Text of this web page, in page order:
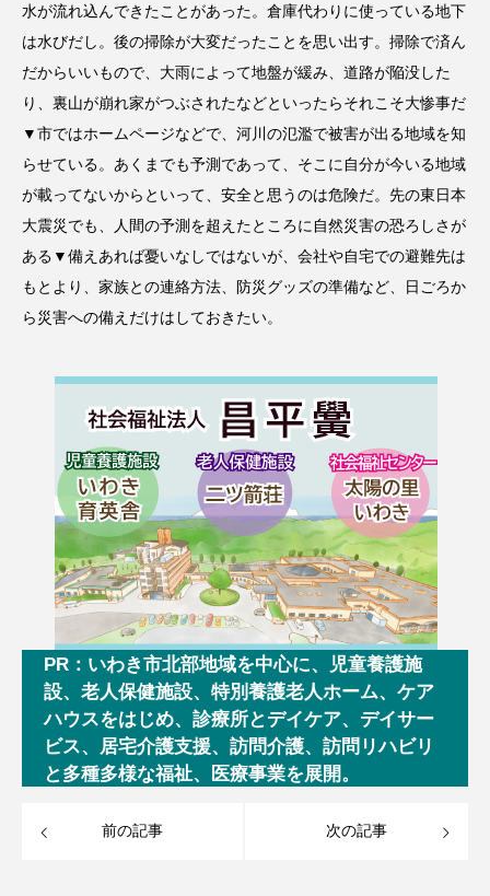
水が流れ込んできたことがあった。倉庫代わりに使っている地下
は水びだし。後の掃除が大変だったことを思い出す。掃除で済ん
だからいいもので、大雨によって地盤が緩み、道路が陥没した
り、裏山が崩れ家がつぶされたなどといったらそれこそ大惨事だ
▼市ではホームページなどで、河川の氾濫で被害が出る地域を知
らせている。あくまでも予測であって、そこに自分が今いる地域
が載ってないからといって、安全と思うのは危険だ。先の東日本
大震災でも、人間の予測を超えたところに自然災害の恐ろしさが
ある▼備えあれば憂いなしではないが、会社や自宅での避難先は
もとより、家族との連絡方法、防災グッズの準備など、日ごろか
ら災害への備えだけはしておきたい。
PR：いわき市北部地域を中心に、児童養護施
設、老人保健施設、特別養護老人ホーム、ケア
ハウスをはじめ、診療所とデイケア、デイサー
ビス、居宅介護支援、訪問介護、訪問リハビリ
と多種多様な福祉、医療事業を展開。
前の記事 次の記事